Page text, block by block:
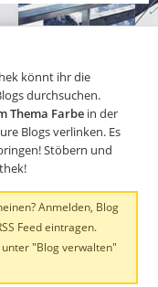
könnt ihr die
durchsuchen.
Thema Farbe in der
Blogs verlinken. Es
Stöbern und
Anmelden, Blog
Feed eintragen.
"Blog verwalten"